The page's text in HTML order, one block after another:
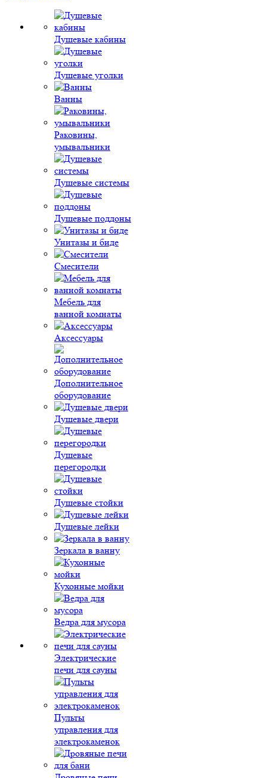
Душевые кабины
Душевые уголки
Ванны
Раковины,
умывальники
Душевые системы
Душевые поддоны
Унитазы и биде
Смесители
Мебель для
ванной комнаты
Аксессуары
Дополнительное
оборудование
Душевые двери
Душевые
перегородки
Душевые стойки
Душевые лейки
Зеркала в ванну
Кухонные мойки
Ведра для мусора
Электрические
печи для сауны
Пульты
управления для
электрокаменок